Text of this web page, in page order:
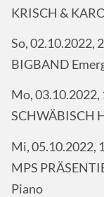
KRISCH &
So, 02.10.2022,
BIGBAND
Mo, 03.10.2022,
SCHWÄBISCH
Mi, 05.10.2022,
MPS
Piano